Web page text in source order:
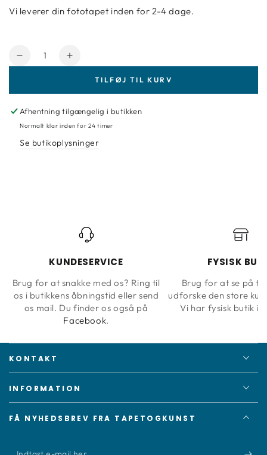
Vi leverer din fototapet inden for 2-4 dage.
Reducer
Unicorn
115
175cm.
Forøg
Unicorn
115
175cm.
TILFØJ TIL KURV
Afhentning tilgængelig i butikken
Normalt klar inden for 24 timer
Se butikoplysninger
KUNDESERVICE
Brug for at snakke med os? Ring til
os i butikkens åbningstid eller send
os mail. Du finder os også på
Facebook.
FYSISK
Brug for at se på
udforske den store
Vi har fysisk butik i
KONTAKT
INFORMATION
FÅ NYHEDSBREV FRA TAPETOGKUNST
Indtast